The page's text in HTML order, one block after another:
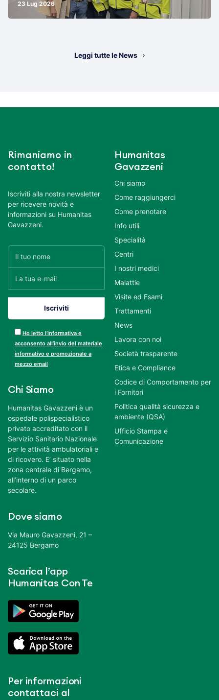
23 Lug 2026
Leggi tutte le News
Rimaniamo in
contatto!
Iscriviti alla nostra newsletter
per ricevere novità e
informazioni su Humanitas
Gavazzeni.
Ho letto l’informativa e
acconsento all’invio del materiale
informativo e promozionale a
mezzo email
Chi Siamo
Humanitas Gavazzeni è un
ospedale polispecialistico
privato accreditato con il
Servizio Sanitario Nazionale
per le attività ambulatoriali e
di ricovero. E’ situato nella
zona centrale di Bergamo,
all’interno di un parco
secolare.
Dove siamo
Via Mauro Gavazzeni, 21 –
24125 Bergamo
Scarica l’app
Humanitas Con Te
Per informazioni
contattaci al
Humanitas
Gavazzeni
Chi siamo
Come raggiungerci
Come prenotare
Info utili
Specialità
Centri
I nostri medici
Malattie
Visite ed Esami
Trattamenti
News
Lavora con noi
Società trasparente
Etica e Compliance
Codice di Comportamento per
i Fornitori
Politica qualità sicurezza e
ambiente (QSA)
Ufficio Stampa e
Comunicazione